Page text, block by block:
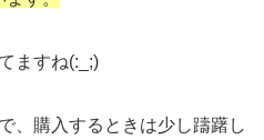
ますね(:_;)
、購入するときは少し躊躇し